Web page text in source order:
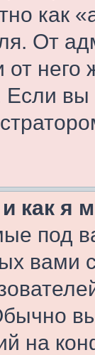
как
От
него
как я
под
на